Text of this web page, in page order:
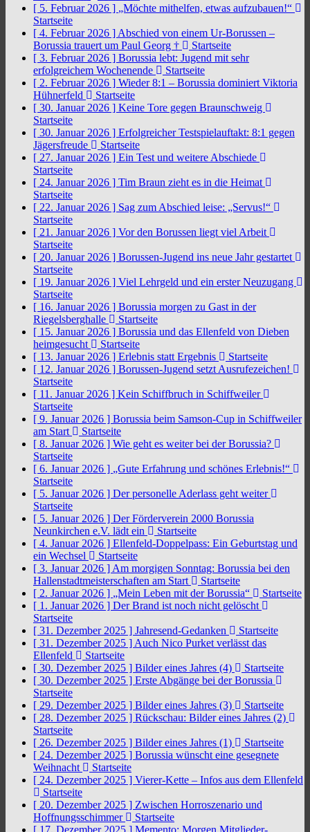
[ 5. Februar 2026 ] „Möchte mithelfen, etwas aufzubauen!“
Startseite
[ 4. Februar 2026 ] Abschied von einem Ur-Borussen –
Borussia trauert um Paul Georg †
Startseite
[ 3. Februar 2026 ] Borussia lebt: Jugend mit sehr
erfolgreichem Wochenende
Startseite
[ 2. Februar 2026 ] Wieder 8:1 – Borussia dominiert Viktoria
Hühnerfeld
Startseite
[ 30. Januar 2026 ] Keine Tore gegen Braunschweig
Startseite
[ 30. Januar 2026 ] Erfolgreicher Testspielauftakt: 8:1 gegen
Jägersfreude
Startseite
[ 27. Januar 2026 ] Ein Test und weitere Abschiede
Startseite
[ 24. Januar 2026 ] Tim Braun zieht es in die Heimat
Startseite
[ 22. Januar 2026 ] Sag zum Abschied leise: „Servus!“
Startseite
[ 21. Januar 2026 ] Vor den Borussen liegt viel Arbeit
Startseite
[ 20. Januar 2026 ] Borussen-Jugend ins neue Jahr gestartet
Startseite
[ 19. Januar 2026 ] Viel Lehrgeld und ein erster Neuzugang
Startseite
[ 16. Januar 2026 ] Borussia morgen zu Gast in der
Riegelsberghalle
Startseite
[ 15. Januar 2026 ] Borussia und das Ellenfeld von Dieben
heimgesucht
Startseite
[ 13. Januar 2026 ] Erlebnis statt Ergebnis
Startseite
[ 12. Januar 2026 ] Borussen-Jugend setzt Ausrufezeichen!
Startseite
[ 11. Januar 2026 ] Kein Schiffbruch in Schiffweiler
Startseite
[ 9. Januar 2026 ] Borussia beim Samson-Cup in Schiffweiler
am Start
Startseite
[ 8. Januar 2026 ] Wie geht es weiter bei der Borussia?
Startseite
[ 6. Januar 2026 ] „Gute Erfahrung und schönes Erlebnis!“
Startseite
[ 5. Januar 2026 ] Der personelle Aderlass geht weiter
Startseite
[ 5. Januar 2026 ] Der Förderverein 2000 Borussia
Neunkirchen e.V. lädt ein
Startseite
[ 4. Januar 2026 ] Ellenfeld-Doppelpass: Ein Geburtstag und
ein Wechsel
Startseite
[ 3. Januar 2026 ] Am morgigen Sonntag: Borussia bei den
Hallenstadtmeisterschaften am Start
Startseite
[ 2. Januar 2026 ] „Mein Leben mit der Borussia“
Startseite
[ 1. Januar 2026 ] Der Brand ist noch nicht gelöscht
Startseite
[ 31. Dezember 2025 ] Jahresend-Gedanken
Startseite
[ 31. Dezember 2025 ] Auch Nico Purket verlässt das
Ellenfeld
Startseite
[ 30. Dezember 2025 ] Bilder eines Jahres (4)
Startseite
[ 30. Dezember 2025 ] Erste Abgänge bei der Borussia
Startseite
[ 29. Dezember 2025 ] Bilder eines Jahres (3)
Startseite
[ 28. Dezember 2025 ] Rückschau: Bilder eines Jahres (2)
Startseite
[ 26. Dezember 2025 ] Bilder eines Jahres (1)
Startseite
[ 24. Dezember 2025 ] Borussia wünscht eine gesegnete
Weihnacht
Startseite
[ 24. Dezember 2025 ] Vierer-Kette – Infos aus dem Ellenfeld
Startseite
[ 20. Dezember 2025 ] Zwischen Horroszenario und
Hoffnungsschimmer
Startseite
[ 17. Dezember 2025 ] Memento: Morgen Mitglieder-